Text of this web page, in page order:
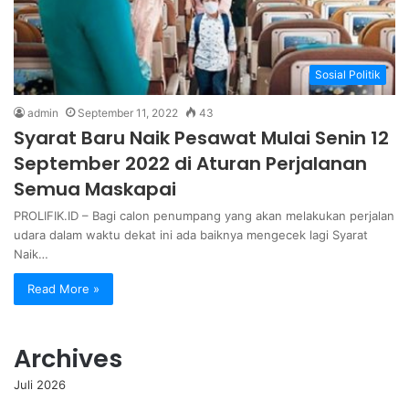
Sosial Politik
admin September 11, 2022 43
Syarat Baru Naik Pesawat Mulai Senin 12
September 2022 di Aturan Perjalanan
Semua Maskapai
PROLIFIK.ID – Bagi calon penumpang yang akan melakukan perjalan
udara dalam waktu dekat ini ada baiknya mengecek lagi Syarat
Naik…
Read More »
Archives
Juli 2026